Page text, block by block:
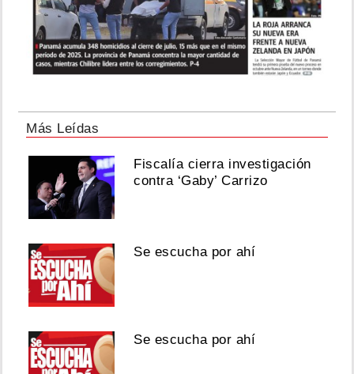
Más Leídas
Fiscalía cierra investigación
contra ‘Gaby’ Carrizo
Se escucha por ahí
Se escucha por ahí